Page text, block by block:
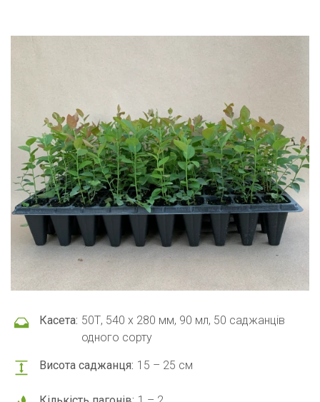
Касета: 50Т, 540 x 280 мм, 90 мл, 50 саджанців
одного сорту
Висота саджанця: 15 – 25 см